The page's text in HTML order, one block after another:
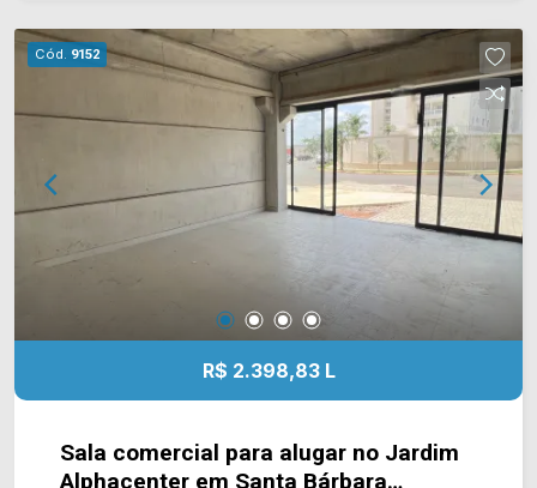
Atacadão, hospital Dr. Afonso Ramos, Tivoli
Shopping, Villa Multimall, Sancta, supermercados
Arbix Imóveis e agende a sua visita!! WhatsApp
e Telefone: (19) 3475-4546 ARBIX IMÓVEIS -
Presente em cada mudança!
Cód. 9152
R$ 2.398,83 L
Sala comercial para alugar no Jardim
Alphacenter em Santa Bárbara